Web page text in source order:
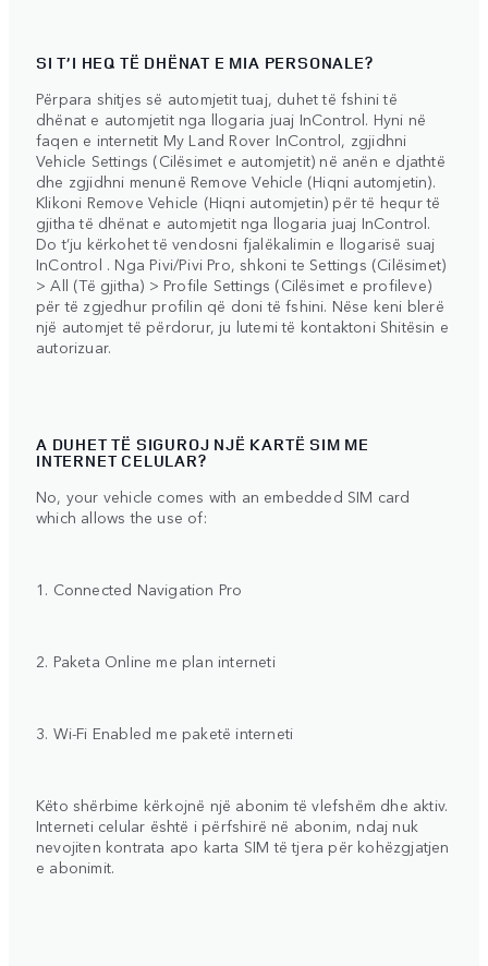
SI T’I HEQ TË DHËNAT E MIA PERSONALE?
Përpara shitjes së automjetit tuaj, duhet të fshini të
dhënat e automjetit nga llogaria juaj InControl. Hyni në
faqen e internetit My Land Rover InControl, zgjidhni
Vehicle Settings (Cilësimet e automjetit) në anën e djathtë
dhe zgjidhni menunë Remove Vehicle (Hiqni automjetin).
Klikoni Remove Vehicle (Hiqni automjetin) për të hequr të
gjitha të dhënat e automjetit nga llogaria juaj InControl.
Do t’ju kërkohet të vendosni fjalëkalimin e llogarisë suaj
InControl . Nga Pivi/Pivi Pro, shkoni te Settings (Cilësimet)
> All (Të gjitha) > Profile Settings (Cilësimet e profileve)
për të zgjedhur profilin që doni të fshini. Nëse keni blerë
një automjet të përdorur, ju lutemi të kontaktoni Shitësin e
autorizuar.
A DUHET TË SIGUROJ NJË KARTË SIM ME
INTERNET CELULAR?
No, your vehicle comes with an embedded SIM card
which allows the use of:
1. Connected Navigation Pro
2. Paketa Online me plan interneti
3. Wi-Fi Enabled me paketë interneti
Këto shërbime kërkojnë një abonim të vlefshëm dhe aktiv.
Interneti celular është i përfshirë në abonim, ndaj nuk
nevojiten kontrata apo karta SIM të tjera për kohëzgjatjen
e abonimit.